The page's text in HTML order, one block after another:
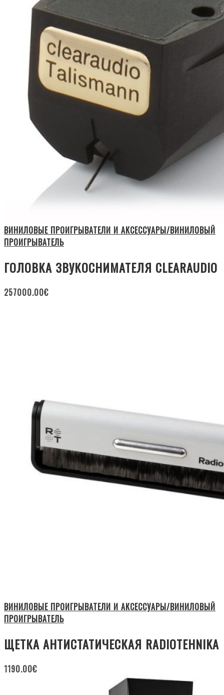
ВИНИЛОВЫЕ ПРОИГРЫВАТЕЛИ И АКСЕССУАРЫ/ВИНИЛОВЫЙ
ПРОИГРЫВАТЕЛЬ
ГОЛОВКА ЗВУКОСНИМАТЕЛЯ CLEARAUDIO
257000.00€
ВИНИЛОВЫЕ ПРОИГРЫВАТЕЛИ И АКСЕССУАРЫ/ВИНИЛОВЫЙ
ПРОИГРЫВАТЕЛЬ
ЩЕТКА АНТИСТАТИЧЕСКАЯ RADIOTEHNIKA
1190.00€